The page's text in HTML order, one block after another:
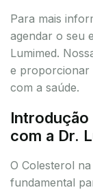
Para mais
agendar o seu
Lumimed.
e proporcionar
com a saúde.
Introdução
com a Dr.
O Colesterol
fundamental